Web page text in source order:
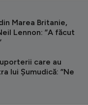
Marea Britanie,
Lennon: ”A făcut
care au
lui Șumudică: ”Ne